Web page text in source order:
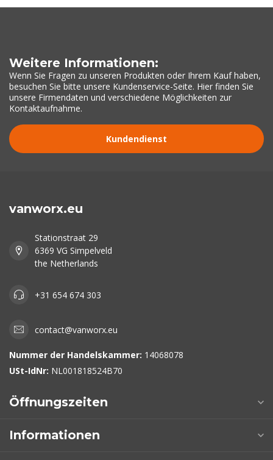
Weitere Informationen:
Wenn Sie Fragen zu unseren Produkten oder Ihrem Kauf haben,
besuchen Sie bitte unsere Kundenservice-Seite. Hier finden Sie
unsere Firmendaten und verschiedene Möglichkeiten zur
Kontaktaufnahme.
Kundendienst
vanworx.eu
Stationstraat 29
6369 VG Simpelveld
the Netherlands
+31 654 674 303
contact@vanworx.eu
Nummer der Handelskammer: 14068078
USt-IdNr: NL001818524B70
Öffnungszeiten
Informationen